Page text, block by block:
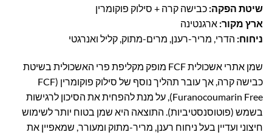
שיטת הפקה: כבישה קרה + סילוק פוקומרין
ארץ מקור: ארגנטינה
ניחוח: הדרי, מריר-רענן, מרים-מתוק, קליל ואנרגטי
שמן אתרי אשכולית FCF מופק מקליפת פרי האשכולית בשיטת
כבישה קרה, אך עובר תהליך נוסף של סילוק פוקומרין (FCF
Furanocoumarin Free), על מנת להפחית את הסיכון לרגישות
בשמש (פוטוסנסטיביות). התוצאה היא שמן בטוח יותר לשימוש
חיצוני ועדיין בעל ניחוח רענן, מריר-מתוק ומעורר, שמאפיין את